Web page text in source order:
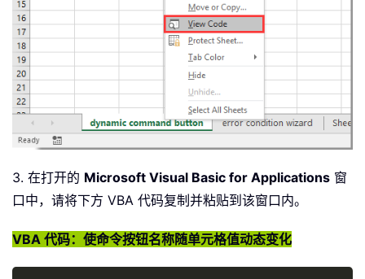
3. 在打开的 Microsoft Visual Basic for Applications 窗
口中，请将下方 VBA 代码复制并粘贴到该窗口内。
VBA 代码：使命令按钮名称随单元格值动态变化